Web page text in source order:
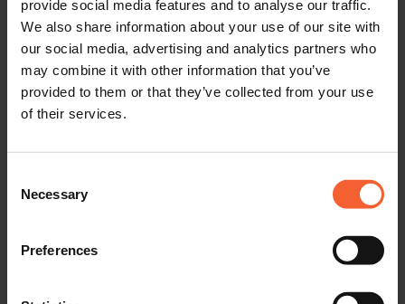
provide social media features and to analyse our traffic.
We also share information about your use of our site with
our social media, advertising and analytics partners who
may combine it with other information that you’ve
provided to them or that they’ve collected from your use
of their services.
Selection
Necessary
Preferences